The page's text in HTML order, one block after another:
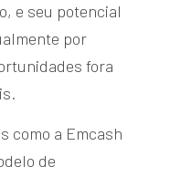
e seu potencial
por
fora
como a Emcash
de